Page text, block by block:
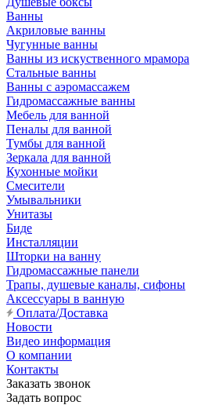
Ванны
Акриловые ванны
Чугунные ванны
Ванны из искуственного мрамора
Стальные ванны
Ванны с аэромассажем
Гидромассажные ванны
Мебель для ванной
Пеналы для ванной
Тумбы для ванной
Зеркала для ванной
Кухонные мойки
Смесители
Умывальники
Унитазы
Биде
Инсталляции
Шторки на ванну
Гидромассажные панели
Трапы, душевые каналы, сифоны
Аксессуары в ванную
Оплата/Доставка
Новости
Видео информация
О компании
Контакты
Заказать звонок
Задать вопрос